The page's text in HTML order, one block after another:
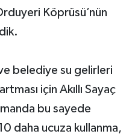
Köprüsü’nün
belediye su gelirleri
için Akıllı Sayaç
bu sayede
daha ucuza kullanma,